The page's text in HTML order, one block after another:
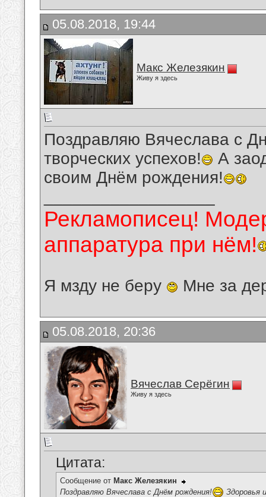
05.08.2018, 19:44
Макс Железякин
Живу я здесь
Поздравляю Вячеслава с
творческих успехов!
А
своим Днём рождения!
Рекламописец!
аппаратура при нём!
Я мзду не беру Мне за
05.08.2018, 20:36
Вячеслав Серёгин
Живу я здесь
Цитата:
Сообщение от Макс Железякин
Поздравляю Вячеслава с Днём рождения!
Здоровья